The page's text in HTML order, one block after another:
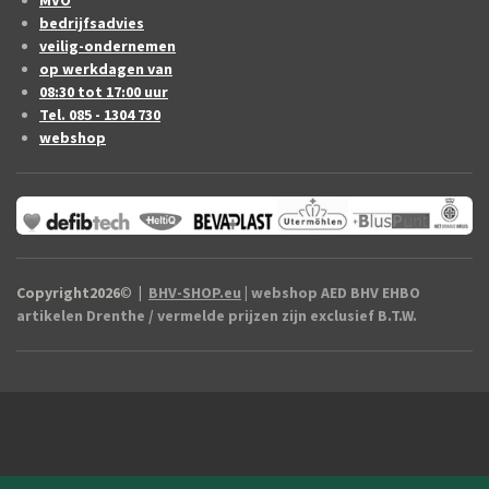
bedrijfsadvies
veilig-ondernemen
op werkdagen van
08:30 tot 17:00 uur
Tel. 085 - 1304 730
webshop
Copyright2026© | BHV-SHOP.eu | webshop AED BHV EHBO
artikelen Drenthe / vermelde prijzen zijn exclusief B.T.W.